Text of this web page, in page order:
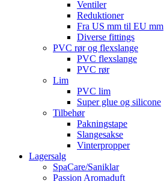
Ventiler
Reduktioner
Fra US mm til EU mm
Diverse fittings
PVC rør og flexslange
PVC flexslange
PVC rør
Lim
PVC lim
Super glue og silicone
Tilbehør
Pakningstape
Slangesakse
Vinterpropper
Lagersalg
SpaCare/Saniklar
Passion Aromaduft